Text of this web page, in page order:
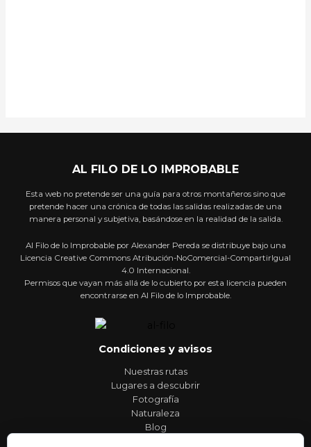
AL FILO DE LO IMPROBABLE
Esta web no pretende ser una guía para otros montañeros sino que
pretende hacer una crónica de todas las salidas realizadas de una
manera personal y subjetiva, basándose en la realidad de la salida.
Al Filo de lo Improbable por Alexander Pereda se distribuye bajo una
Licencia Creative Commons Atribución-NoComercial-CompartirIgual
4.0 Internacional.
Permisos que vayan más allá de lo cubierto por esta licencia pueden
encontrarse en Al Filo de lo Improbable.
Condiciones y avisos
Nuestras rutas
Lugares a descubrir
Fotografía
Naturaleza
Blog